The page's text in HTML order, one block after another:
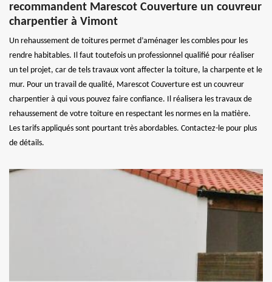
recommandent Marescot Couverture un couvreur
charpentier à Vimont
Un rehaussement de toitures permet d’aménager les combles pour les
rendre habitables. Il faut toutefois un professionnel qualifié pour réaliser
un tel projet, car de tels travaux vont affecter la toiture, la charpente et le
mur. Pour un travail de qualité, Marescot Couverture est un couvreur
charpentier à qui vous pouvez faire confiance. Il réalisera les travaux de
rehaussement de votre toiture en respectant les normes en la matière.
Les tarifs appliqués sont pourtant très abordables. Contactez-le pour plus
de détails.